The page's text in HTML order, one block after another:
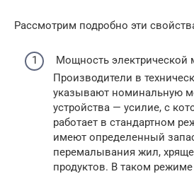
Рассмотрим подробно эти
Мощность электрической
Производители в
указывают номинальную
устройства — усилие, с
работает в стандартном
имеют определенный
перемалывания жил,
продуктов. В таком режиме